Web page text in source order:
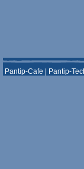
Pantip-Cafe Pantip-